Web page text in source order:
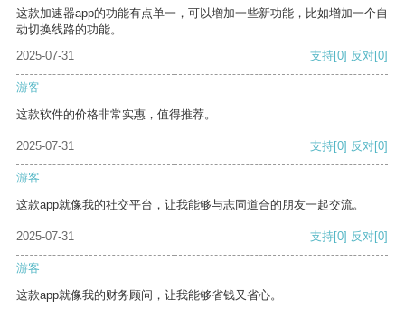
这款加速器app的功能有点单一，可以增加一些新功能，比如增加一个自
动切换线路的功能。
2025-07-31
支持[0] 反对[0]
游客
这款软件的价格非常实惠，值得推荐。
2025-07-31 支持[0] 反对[0]
游客
这款app就像我的社交平台，让我能够与志同道合的朋友一起交流。
2025-07-31 支持[0] 反对[0]
游客
这款app就像我的财务顾问，让我能够省钱又省心。